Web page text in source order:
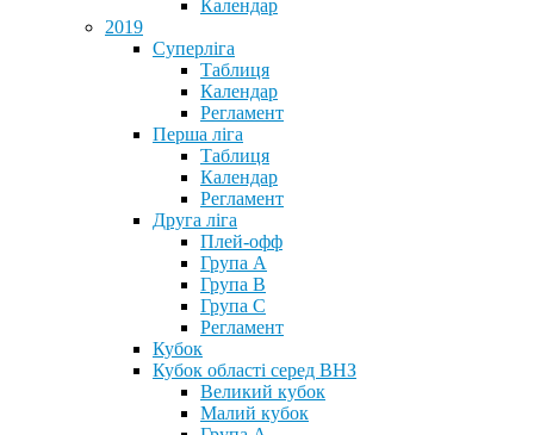
Календар
2019
Суперліга
Таблиця
Календар
Регламент
Перша ліга
Таблиця
Календар
Регламент
Друга ліга
Плей-офф
Група А
Група В
Група С
Регламент
Кубок
Кубок області серед ВНЗ
Великий кубок
Малий кубок